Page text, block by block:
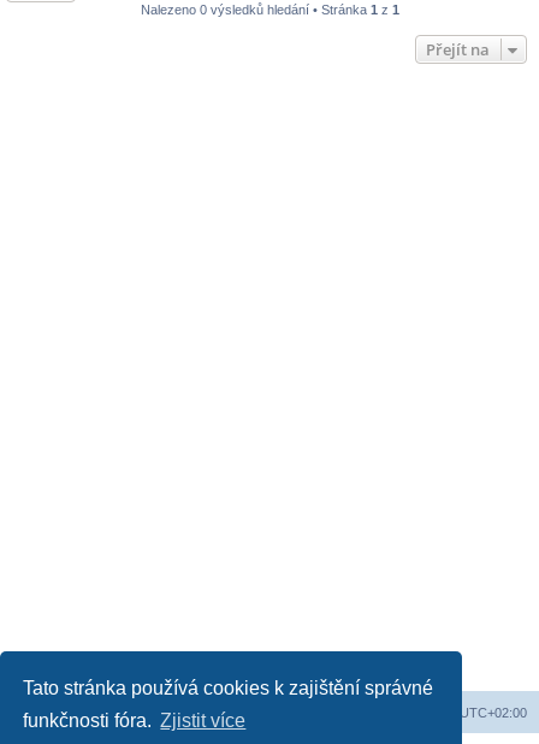
Tato stránka používá cookies k zajištění správné
funkčnosti fóra. Zjistit více
Nalezeno 0 výsledků hledání • Stránka 1 z 1
Přejít na
Obsah fóra UTC+02:00